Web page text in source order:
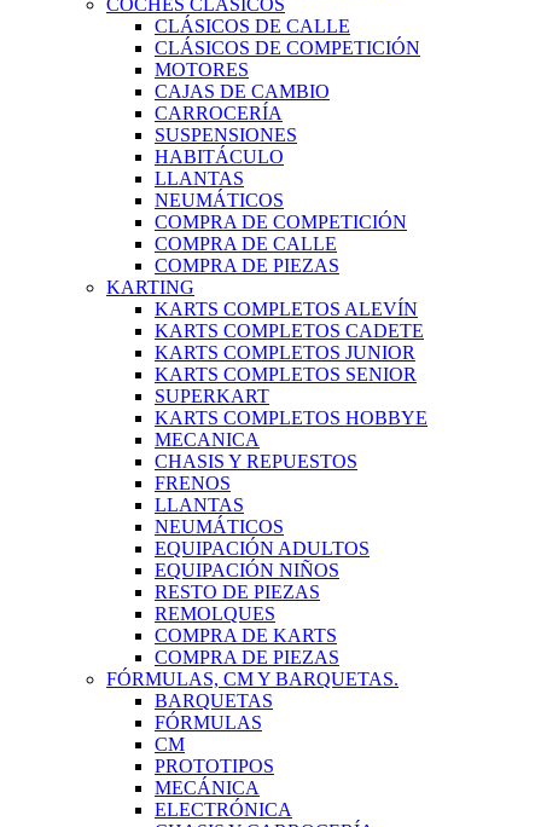
COCHES CLÁSICOS
CLÁSICOS DE CALLE
CLÁSICOS DE COMPETICIÓN
MOTORES
CAJAS DE CAMBIO
CARROCERÍA
SUSPENSIONES
HABITÁCULO
LLANTAS
NEUMÁTICOS
COMPRA DE COMPETICIÓN
COMPRA DE CALLE
COMPRA DE PIEZAS
KARTING
KARTS COMPLETOS ALEVÍN
KARTS COMPLETOS CADETE
KARTS COMPLETOS JUNIOR
KARTS COMPLETOS SENIOR
SUPERKART
KARTS COMPLETOS HOBBYE
MECANICA
CHASIS Y REPUESTOS
FRENOS
LLANTAS
NEUMÁTICOS
EQUIPACIÓN ADULTOS
EQUIPACIÓN NIÑOS
RESTO DE PIEZAS
REMOLQUES
COMPRA DE KARTS
COMPRA DE PIEZAS
FÓRMULAS, CM Y BARQUETAS.
BARQUETAS
FÓRMULAS
CM
PROTOTIPOS
MECÁNICA
ELECTRÓNICA